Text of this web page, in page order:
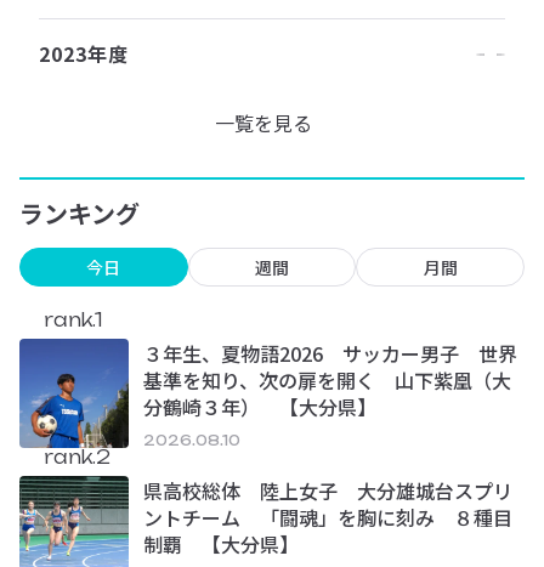
2023年度
一覧を見る
ランキング
今日 週間 月間
rank.1
３年生、夏物語2026 サッカー男子 世界
基準を知り、次の扉を開く 山下紫凰（大
分鶴崎３年） 【大分県】
2026.08.10
rank.2
県高校総体 陸上女子 大分雄城台スプリ
ントチーム 「闘魂」を胸に刻み ８種目
制覇 【大分県】